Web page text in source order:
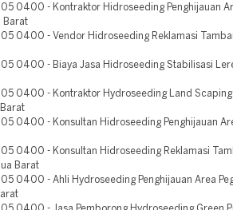
0400 - Kontraktor Hidroseeding Penghijauan
Barat
0400 - Vendor Hidroseeding Reklamasi
0400 - Biaya Jasa Hidroseeding Stabilisasi
0400 - Kontraktor Hydroseeding Land Scaping
0400 - Konsultan Hidroseeding Penghijauan
0400 - Konsultan Hidroseeding Reklamasi
Barat
0400 - Ahli Hydroseeding Penghijauan Area